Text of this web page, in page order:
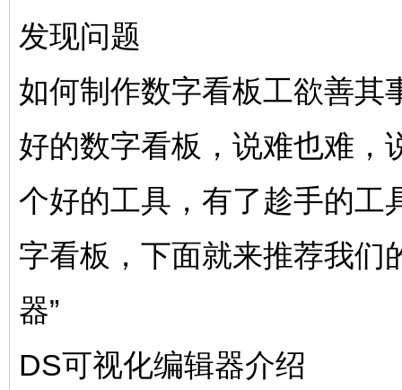
发现问题
如何制作数字看板工欲善其
好的数字看板，说难也难，
个好的工具，有了趁手的工
字看板，下面就来推荐我们
器”
DS可视化编辑器介绍